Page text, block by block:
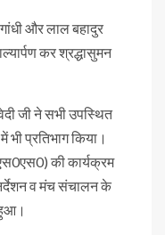
गांधी और लाल बहादुर
कर श्रद्धासुमन
जी ने सभी उपस्थित
भी प्रतिभाग किया।
की कार्यक्रम
व मंच संचालन के